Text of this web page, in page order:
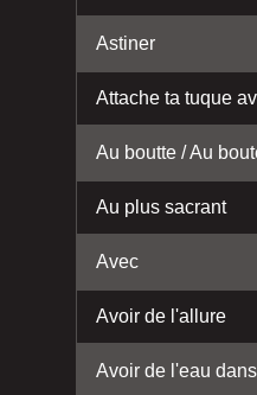
Astiner
Attache ta tuque
Au boutte / Au
Au plus sacrant
Avec
Avoir de l'allure
Avoir de l'eau